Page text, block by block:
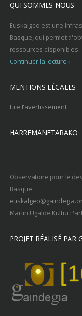
QUI SOMMES-NOUS
Euskalgeo est une
Basque, qui permet
ressources disponibles.
Continuer la lecture »
MENTIONS LÉGALES
Lire l'avertissement
HARREMANETARAKO
Observatoire pour le
Basque
Martin Ugalde Kultur
PROJET RÉALISÉ PAR